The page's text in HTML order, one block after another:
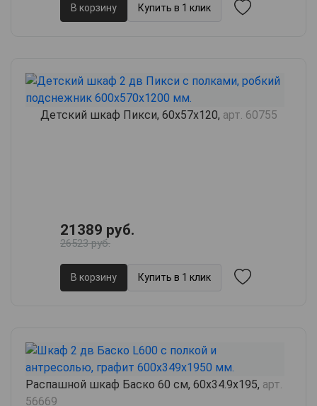
В корзину Купить в 1 клик
Детский шкаф Пикси, 60х57х120, арт. 60755
21389 руб.
26523 руб.
В корзину Купить в 1 клик
Распашной шкаф Баско 60 см, 60х34.9х195, арт.
56669